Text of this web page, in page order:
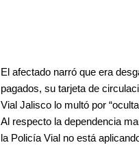
El afectado narró que era
pagados, su tarjeta de
Vial Jalisco lo multó por
Al respecto la dependencia
la Policía Vial no está